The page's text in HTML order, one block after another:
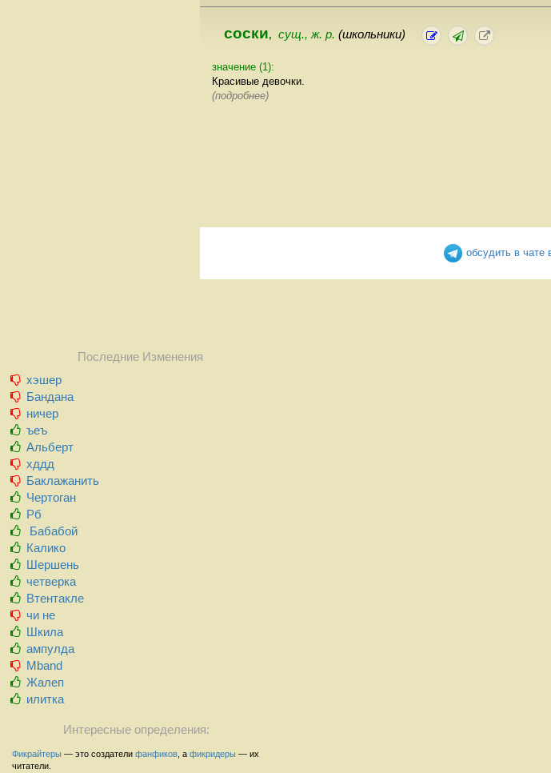
соски, сущ., ж. р. (школьники)
значение (1):
Красивые девочки.
(подробнее)
обсудить в чате
Последние Изменения
хэшер
Бандана
ничер
ъеъ
Альберт
хддд
Баклажанить
Чертоган
Рб
Бабабой
Калико
Шершень
четверка
Втентакле
чи не
Шкила
ампулда
Mband
Жалеп
илитка
Интересные определения:
Фикрайтеры — это создатели фанфиков , а фикридеры — их
читатели.